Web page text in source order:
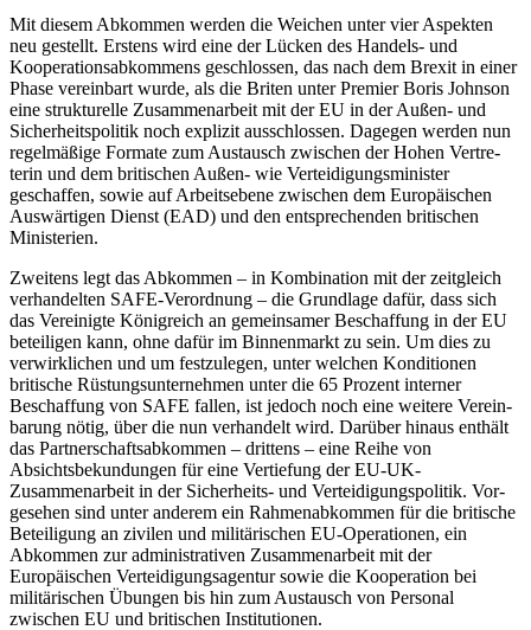
Mit diesem Abkommen werden die Weichen unter vier Aspekten
neu gestellt. Erstens wird eine der Lücken des Handels- und
Kooperationsabkommens geschlossen, das nach dem Brexit in einer
Phase verein­bart wurde, als die Briten unter Premier Boris Johnson
eine strukturelle Zusammenarbeit mit der EU in der Außen- und
Sicher­heitspolitik noch explizit ausschlossen. Dagegen werden nun
regelmäßige Formate zum Austausch zwischen der Hohen Vertre­
terin und dem britischen Außen- wie Ver­teidigungsminister
geschaffen, sowie auf Arbeitsebene zwischen dem Europäischen
Auswärtigen Dienst (EAD) und den entspre­chenden britischen
Ministerien.
Zweitens legt das Abkommen – in Kombination mit der zeitgleich
verhandelten SAFE-Verordnung – die Grundlage dafür, dass sich
das Vereinigte Königreich an gemeinsamer Beschaffung in der EU
be­teiligen kann, ohne dafür im Binnenmarkt zu sein. Um dies zu
verwirklichen und um festzulegen, unter welchen Konditionen
britische Rüstungsunternehmen unter die 65 Prozent interner
Beschaffung von SAFE fallen, ist jedoch noch eine weitere Verein­
barung nötig, über die nun verhandelt wird. Darüber hinaus enthält
das Partnerschaftsabkommen – drittens – eine Reihe von
Absichtsbekundungen für eine Vertie­fung der EU-UK-
Zusammenarbeit in der Sicherheits- und Verteidigungspolitik. Vor­
gesehen sind unter anderem ein Rahmenabkommen für die britische
Beteiligung an zivilen und militärischen EU-Operationen, ein
Abkommen zur administrativen Zusam­menarbeit mit der
Europäischen Verteidigungsagentur sowie die Kooperation bei
militärischen Übungen bis hin zum Aus­tausch von Personal
zwischen EU und briti­schen Institutionen.